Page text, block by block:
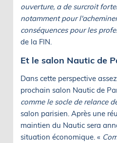
ouverture, a de surcroit
notamment pour
conséquences pour les
de la FIN.
Et le salon Nautic de
Dans cette perspective
prochain salon Nautic de
comme le socle de relance
salon parisien. Après une
maintien du Nautic sera
situation économique. «